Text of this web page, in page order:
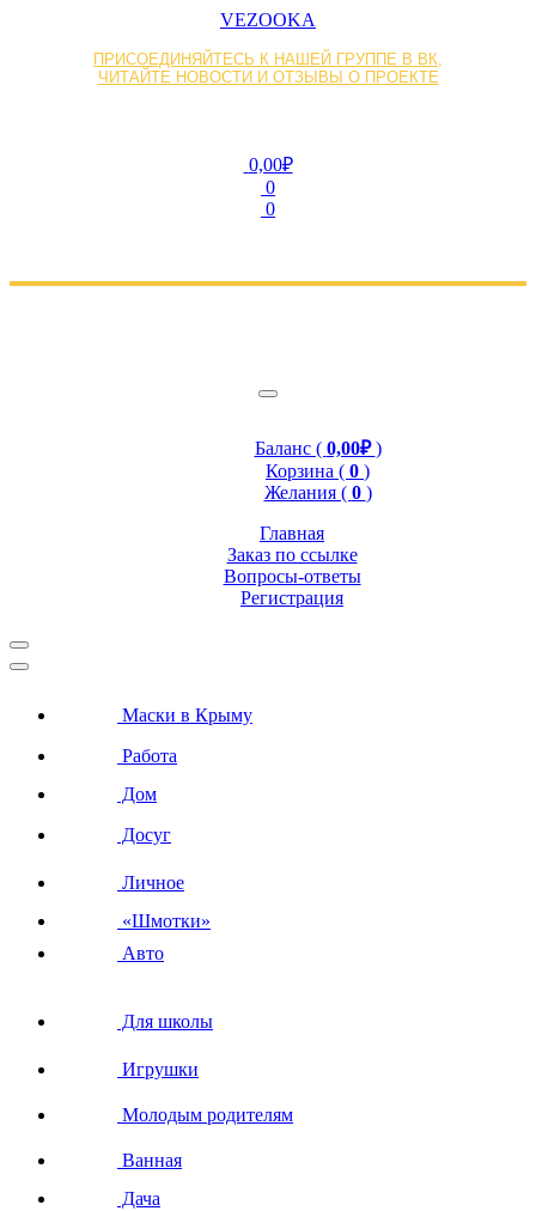
VEZOOKA
ПРИСОЕДИНЯЙТЕСЬ К НАШЕЙ ГРУППЕ В ВК,
ЧИТАЙТЕ НОВОСТИ И ОТЗЫВЫ О ПРОЕКТЕ
0,00₽
0
0
Баланс ( 0,00₽)
Корзина ( 0 )
Желания ( 0 )
Главная
Заказ по ссылке
Вопросы-ответы
Регистрация
Маски в Крыму
Работа
Дом
Досуг
Личное
«Шмотки»
Авто
Для школы
Игрушки
Молодым родителям
Ванная
Дача